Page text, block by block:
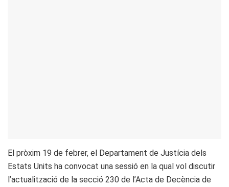
El pròxim 19 de febrer, el Departament de Justícia dels
Estats Units ha convocat una sessió en la qual vol discutir
l’actualització de la secció 230 de l’Acta de Decència de